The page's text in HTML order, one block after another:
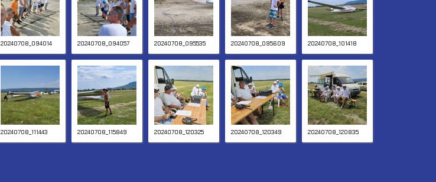
20240708_094014 20240708_094057 20240708_095535 20240708_095609 20240708_101418
20240708_111443 20240708_115849 20240708_120325 20240708_120349 20240708_120835